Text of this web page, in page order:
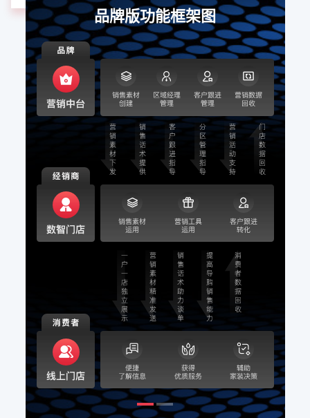
品牌版功能框架图